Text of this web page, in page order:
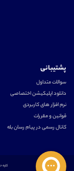
پشتیبانی
سوالات متداول
دانلود اپلیکیشن اختصاصی
نرم افزار های کاربردی
قوانین و مقررات
کانال رسمی در پیام رسان بله
کلیه